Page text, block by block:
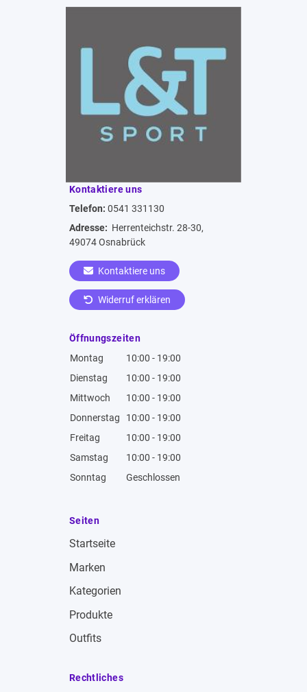
Kontaktiere uns
Telefon: 0541 331130
Adresse: Herrenteichstr. 28-30,
49074 Osnabrück
Kontaktiere uns
Widerruf erklären
Öffnungszeiten
Montag
10:00 - 19:00
Dienstag
10:00 - 19:00
Mittwoch
10:00 - 19:00
Donnerstag
10:00 - 19:00
Freitag
10:00 - 19:00
Samstag
10:00 - 19:00
Sonntag
Geschlossen
Seiten
Startseite
Marken
Kategorien
Produkte
Outfits
Rechtliches